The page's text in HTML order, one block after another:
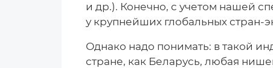
и др.). Конечно, с учетом нашей
у крупнейших глобальных стран-
Однако надо понимать: в такой
стране, как Беларусь, любая